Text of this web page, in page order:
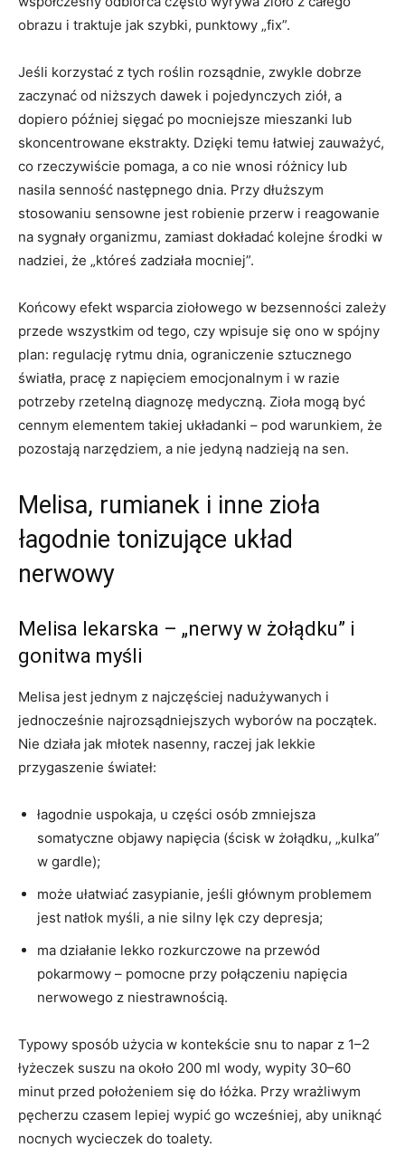
obrazu i traktuje jak szybki, punktowy „fix”.
Jeśli korzystać z tych roślin rozsądnie, zwykle dobrze
zaczynać od niższych dawek i pojedynczych ziół, a
dopiero później sięgać po mocniejsze mieszanki lub
skoncentrowane ekstrakty. Dzięki temu łatwiej zauważyć,
co rzeczywiście pomaga, a co nie wnosi różnicy lub
nasila senność następnego dnia. Przy dłuższym
stosowaniu sensowne jest robienie przerw i reagowanie
na sygnały organizmu, zamiast dokładać kolejne środki w
nadziei, że „któreś zadziała mocniej”.
Końcowy efekt wsparcia ziołowego w bezsenności zależy
przede wszystkim od tego, czy wpisuje się ono w spójny
plan: regulację rytmu dnia, ograniczenie sztucznego
światła, pracę z napięciem emocjonalnym i w razie
potrzeby rzetelną diagnozę medyczną. Zioła mogą być
cennym elementem takiej układanki – pod warunkiem, że
pozostają narzędziem, a nie jedyną nadzieją na sen.
Melisa, rumianek i inne zioła
łagodnie tonizujące układ
nerwowy
Melisa lekarska – „nerwy w żołądku” i
gonitwa myśli
Melisa jest jednym z najczęściej nadużywanych i
jednocześnie najrozsądniejszych wyborów na początek.
Nie działa jak młotek nasenny, raczej jak lekkie
przygaszenie świateł:
łagodnie uspokaja, u części osób zmniejsza
somatyczne objawy napięcia (ścisk w żołądku, „kulka”
w gardle);
może ułatwiać zasypianie, jeśli głównym problemem
jest natłok myśli, a nie silny lęk czy depresja;
ma działanie lekko rozkurczowe na przewód
pokarmowy – pomocne przy połączeniu napięcia
nerwowego z niestrawnością.
Typowy sposób użycia w kontekście snu to napar z 1–2
łyżeczek suszu na około 200 ml wody, wypity 30–60
minut przed położeniem się do łóżka. Przy wrażliwym
pęcherzu czasem lepiej wypić go wcześniej, aby uniknąć
nocnych wycieczek do toalety.